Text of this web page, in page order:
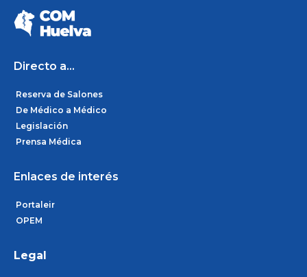
e
b
o
o
a
g
r i
Directo a...
Reserva de Salones
De Médico a Médico
Legislación
Prensa Médica
Enlaces de interés
Portaleir
OPEM
Legal